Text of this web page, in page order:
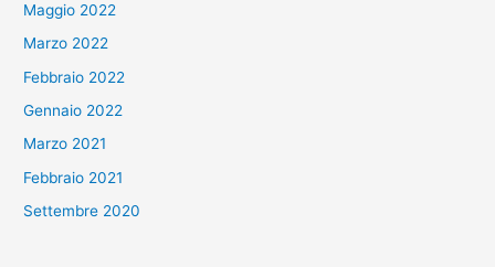
Maggio 2022
Marzo 2022
Febbraio 2022
Gennaio 2022
Marzo 2021
Febbraio 2021
Settembre 2020